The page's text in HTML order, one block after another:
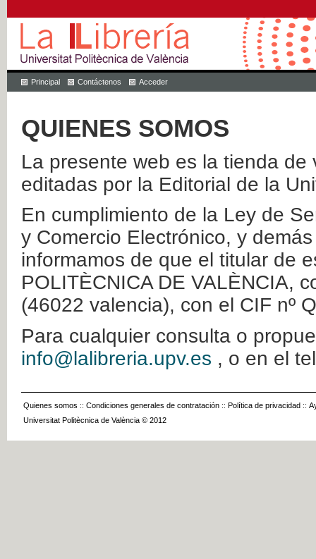
Principal Contáctenos Acceder
QUIENES SOMOS
La presente web es la tienda
editadas por la Editorial de la
En cumplimiento de la Ley de
y Comercio Electrónico, y
informamos de que el titular de
POLITÈCNICA DE VALÈNCIA,
(46022 valencia), con el CIF nº
Para cualquier consulta o
info@lalibreria.upv.es , o en el
Quienes somos :: Condiciones generales de contratación :: Política de privacidad ::
Universitat Politècnica de València © 2012